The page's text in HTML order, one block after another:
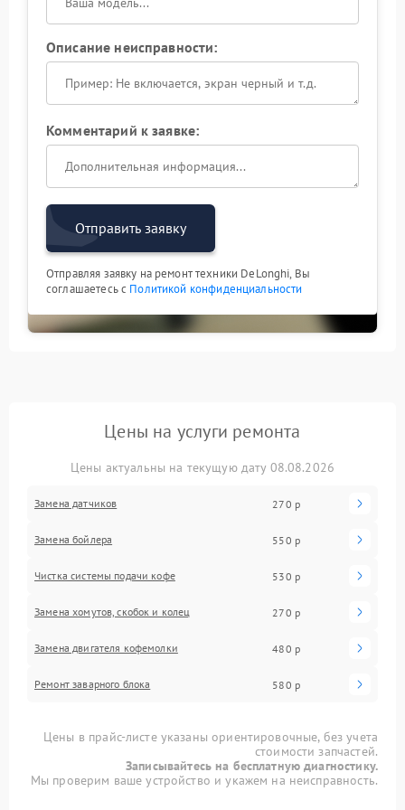
Описание неисправности:
Комментарий к заявке:
Отправить заявку
Отправляя заявку на ремонт техники DeLonghi, Вы
соглашаетесь с Политикой конфиденциальности
Цены на услуги ремонта
Цены актуальны на текущую дату 08.08.2026
Замена датчиков 270 р
Замена бойлера 550 р
Чистка системы подачи кофе 530 р
Замена хомутов, скобок и колец 270 р
Замена двигателя кофемолки 480 р
Ремонт заварного блока 580 р
Цены в прайс-листе указаны ориентировочные, без учета
стоимости запчастей.
Записывайтесь на бесплатную диагностику.
Мы проверим ваше устройство и укажем на неисправность.